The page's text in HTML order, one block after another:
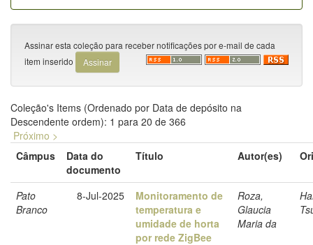
Assinar esta coleção para receber notificações por e-mail de cada
item inserido
Coleção's Items (Ordenado por Data de depósito na
Descendente ordem): 1 para 20 de 366
Próximo >
Câmpus
Data do
documento
Título Autor(es)
Pato
Branco
8-Jul-2025
Monitoramento de
temperatura e
umidade de horta
por rede ZigBee
Roza,
Glaucia
Maria da